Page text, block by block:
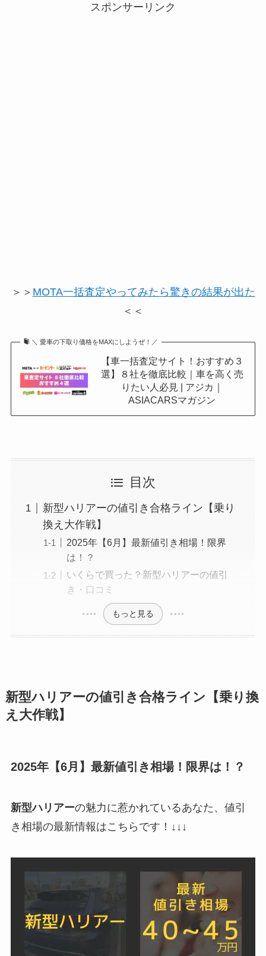
スポンサーリンク
＞＞ MOTA一括査定やってみたら驚きの結果が出た
＜＜
＼ 愛車の下取り価格をMAXにしようぜ！／
【車一括査定サイト！おすすめ３
選】８社を徹底比較｜車を高く売
りたい人必見 | アジカ｜
ASIACARSマガジン
目次
新型ハリアーの値引き合格ライン【乗り
換え大作戦】
2025年【6月】最新値引き相場！限界
は！？
いくらで買った？新型ハリアーの値引
き・口コミ
もっと見る
新型ハリアーの値引き合格ライン【乗り換
え大作戦】
2025年【6月】最新値引き相場！限界は！？
新型ハリアーの魅力に惹かれているあなた、値引
き相場の最新情報はこちらです！↓↓↓